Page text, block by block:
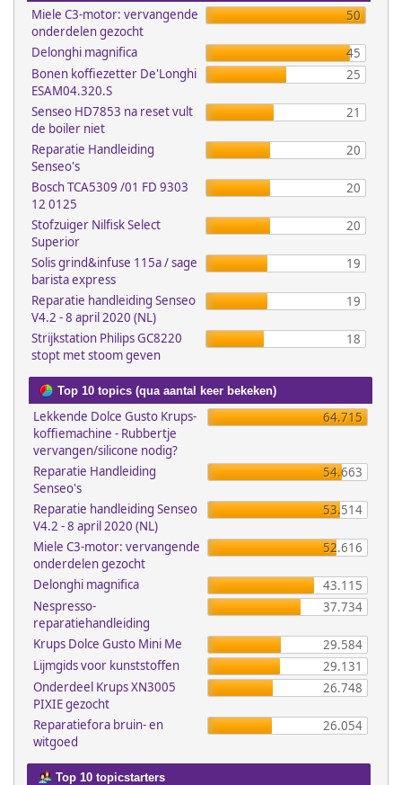
Miele C3-motor: vervangende
onderdelen gezocht
50
Delonghi magnifica
45
Bonen koffiezetter De'Longhi
ESAM04.320.S
25
Senseo HD7853 na reset vult
de boiler niet
21
Reparatie Handleiding
Senseo's
20
Bosch TCA5309 /01 FD 9303
12 0125
20
Stofzuiger Nilfisk Select
Superior
20
Solis grind&infuse 115a / sage
barista express
19
Reparatie handleiding Senseo
V4.2 - 8 april 2020 (NL)
19
Strijkstation Philips GC8220
stopt met stoom geven
18
Top 10 topics (qua aantal keer bekeken)
Lekkende Dolce Gusto Krups-
koffiemachine - Rubbertje
vervangen/silicone nodig?
64.715
Reparatie Handleiding
Senseo's
54.663
Reparatie handleiding Senseo
V4.2 - 8 april 2020 (NL)
53.514
Miele C3-motor: vervangende
onderdelen gezocht
52.616
Delonghi magnifica
43.115
Nespresso-
reparatiehandleiding
37.734
Krups Dolce Gusto Mini Me
29.584
Lijmgids voor kunststoffen
29.131
Onderdeel Krups XN3005
PIXIE gezocht
26.748
Reparatiefora bruin- en
witgoed
26.054
Top 10 topicstarters